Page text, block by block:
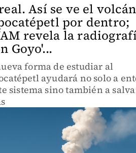
Así se ve el volcán
por dentro;
revela la
Goyo'...
forma de estudiar al
ayudará no solo a
sistema sino también a